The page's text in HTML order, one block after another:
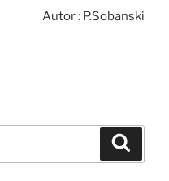
Autor : P.Sobanski